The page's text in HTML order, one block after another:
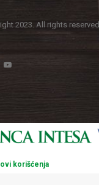
2023. All rights reserved.
korišćenja